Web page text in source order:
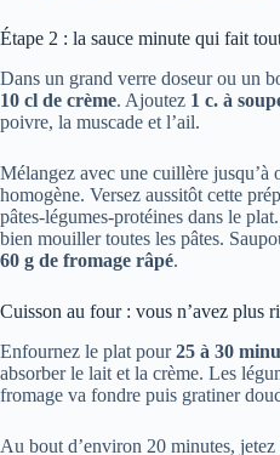
Étape 2 : la sauce minute qui fait
Dans un grand verre doseur ou un
10 cl de crème. Ajoutez 1 c. à
poivre, la muscade et l’ail.
Mélangez avec une cuillère jusqu’à
homogène. Versez aussitôt cette
pâtes-légumes-protéines dans le
bien mouiller toutes les pâtes.
60 g de fromage râpé.
Cuisson au four : vous n’avez plus
Enfournez le plat pour25 à 30
absorber le lait et la crème. Les
fromage va fondre puis gratiner
Au bout d’environ 20 minutes,